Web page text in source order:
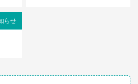
らせ